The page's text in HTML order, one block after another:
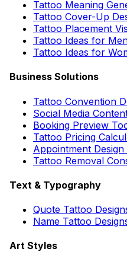
Tattoo Meaning
Tattoo Cover-Up
Tattoo Placement
Tattoo Ideas for
Tattoo Ideas for
Business Solutions
Tattoo Convention
Social Media
Booking Preview
Tattoo Pricing
Appointment
Tattoo Removal
Text & Typography
Quote Tattoo
Name Tattoo
Art Styles